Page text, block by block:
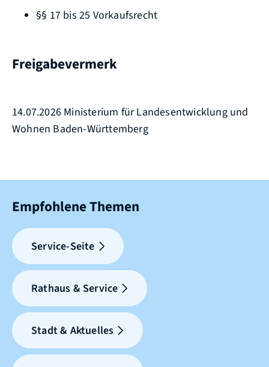
§§ 17 bis 25 Vorkaufsrecht
Freigabevermerk
14.07.2026 Ministerium für Landesentwicklung und
Wohnen Baden-Württemberg
Empfohlene Themen
Service-Seite
Rathaus & Service
Stadt & Aktuelles